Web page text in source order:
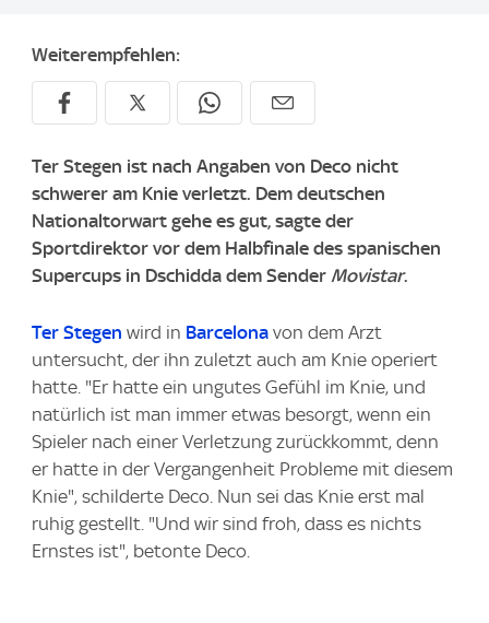
Weiterempfehlen:
Ter Stegen ist nach Angaben von Deco nicht
schwerer am Knie verletzt. Dem deutschen
Nationaltorwart gehe es gut, sagte der
Sportdirektor vor dem Halbfinale des spanischen
Supercups in Dschidda dem Sender Movistar.
Ter Stegen wird in Barcelona von dem Arzt
untersucht, der ihn zuletzt auch am Knie operiert
hatte. "Er hatte ein ungutes Gefühl im Knie, und
natürlich ist man immer etwas besorgt, wenn ein
Spieler nach einer Verletzung zurückkommt, denn
er hatte in der Vergangenheit Probleme mit diesem
Knie", schilderte Deco. Nun sei das Knie erst mal
ruhig gestellt. "Und wir sind froh, dass es nichts
Ernstes ist", betonte Deco.